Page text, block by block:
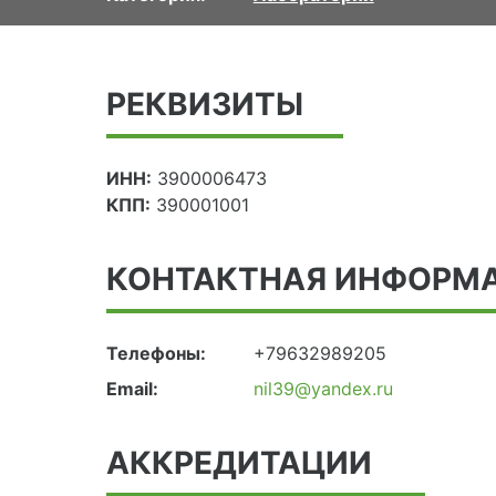
РЕКВИЗИТЫ
ИНН: 3900006473
КПП: 390001001
КОНТАКТНАЯ
Телефоны:
+79632989205
Email:
nil39@yandex.ru
АККРЕДИТАЦИИ